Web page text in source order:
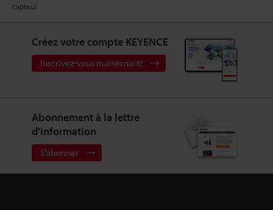
capteur
Créez votre compte KEYENCE
Inscrivez-vous maintenant!
Abonnement à la lettre
d'information
S'abonner